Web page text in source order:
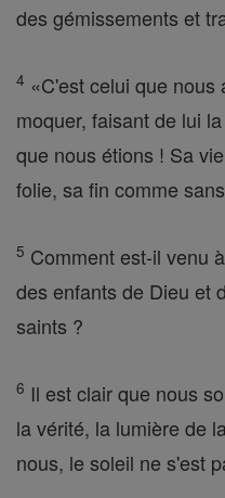
des gémissements et
4 «C'est celui que nous
moquer, faisant de lui
que nous étions ! Sa
folie, sa fin comme
5 Comment est-il venu
des enfants de Dieu et
saints ?
6 Il est clair que nous
la vérité, la lumière de
nous, le soleil ne s'est